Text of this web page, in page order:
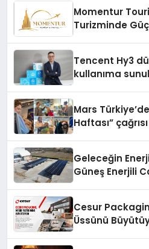
Momentur
Turizminde
Tencent Hy3
kullanıma
Mars
Haftası” çağrısı
Geleceğin
Güneş Enerjili
Cesur
Üssünü